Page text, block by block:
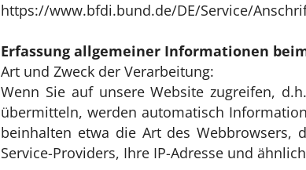
https://www.bfdi.bund.de/DE/Service/
Erfassung allgemeiner Informationen
Art und Zweck der Verarbeitung:
Wenn Sie auf unsere Website zugreifen,
übermitteln, werden automatisch
beinhalten etwa die Art des Webbrowsers,
Service-Providers, Ihre IP-Adresse und